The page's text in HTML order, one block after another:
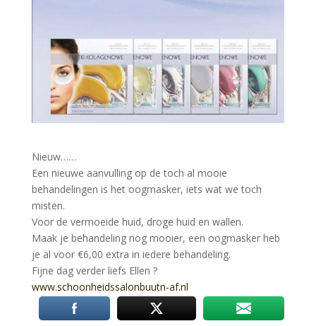
Nieuw……
Een nieuwe aanvulling op de toch al mooie
behandelingen is het oogmasker, iets wat we toch
misten.
Voor de vermoeide huid, droge huid en wallen.
Maak je behandeling nog mooier, een oogmasker heb
je al voor €6,00 extra in iedere behandeling.
Fijne dag verder liefs Ellen ?
www.schoonheidssalonbuutn-af.nl